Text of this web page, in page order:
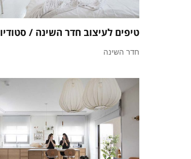
טיפים לעיצוב חדר השינה / סטודיו DETAILS
חדר השינה